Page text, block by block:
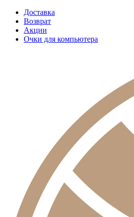
Доставка
Возврат
Акции
Очки для компьютера